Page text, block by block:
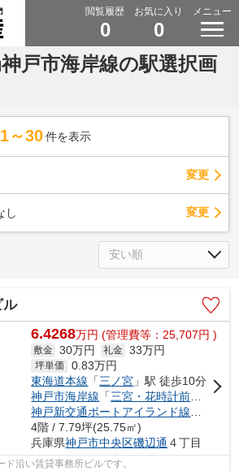
閲覧履歴
0
お気に入り
0
メニュー
戸市海岸線の駅選択画
1～30 件を表示
変更
し 変更
ル
6.4268万円 (管理費等：25,707円 )
敷金 30万円 礼金 33万円
坪単価 0.83万円
東海道本線 「三ノ宮 」駅 徒歩10分
神戸市海岸線 「三宮・花時計前 」駅 徒
4階 / 7.79坪(25.75㎡)
兵庫県神戸市中央区磯辺通 ４丁目
ド沿い賃貸事務所ビルです。